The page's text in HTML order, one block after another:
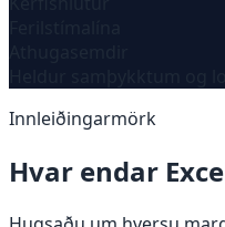
Innleiðingarmörk
Hvar endar